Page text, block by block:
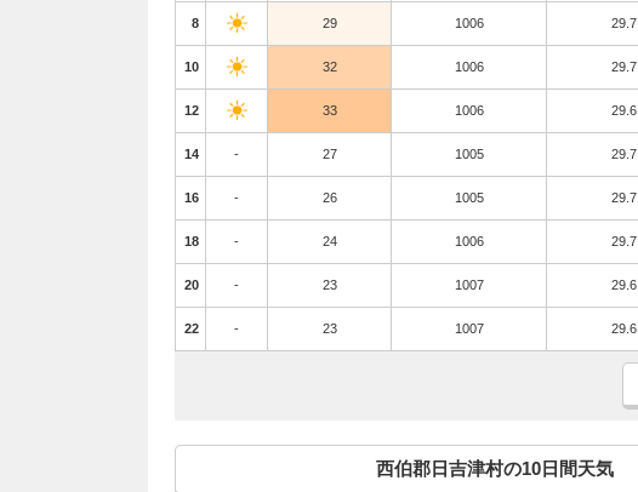
8 29 1006 29.7
10 32 1006 29.7
12 33 1006 29.6
14 - 27 1005 29.7
16 - 26 1005 29.7
18 - 24 1006 29.7
20 - 23 1007 29.6
22 - 23 1007 29.6
西伯郡日吉津村の10日間天気